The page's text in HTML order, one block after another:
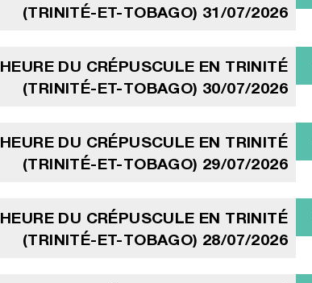
(TRINITÉ-ET-TOBAGO) 31/07/2026
HEURE DU CRÉPUSCULE EN TRINITÉ
(TRINITÉ-ET-TOBAGO) 30/07/2026
HEURE DU CRÉPUSCULE EN TRINITÉ
(TRINITÉ-ET-TOBAGO) 29/07/2026
HEURE DU CRÉPUSCULE EN TRINITÉ
(TRINITÉ-ET-TOBAGO) 28/07/2026